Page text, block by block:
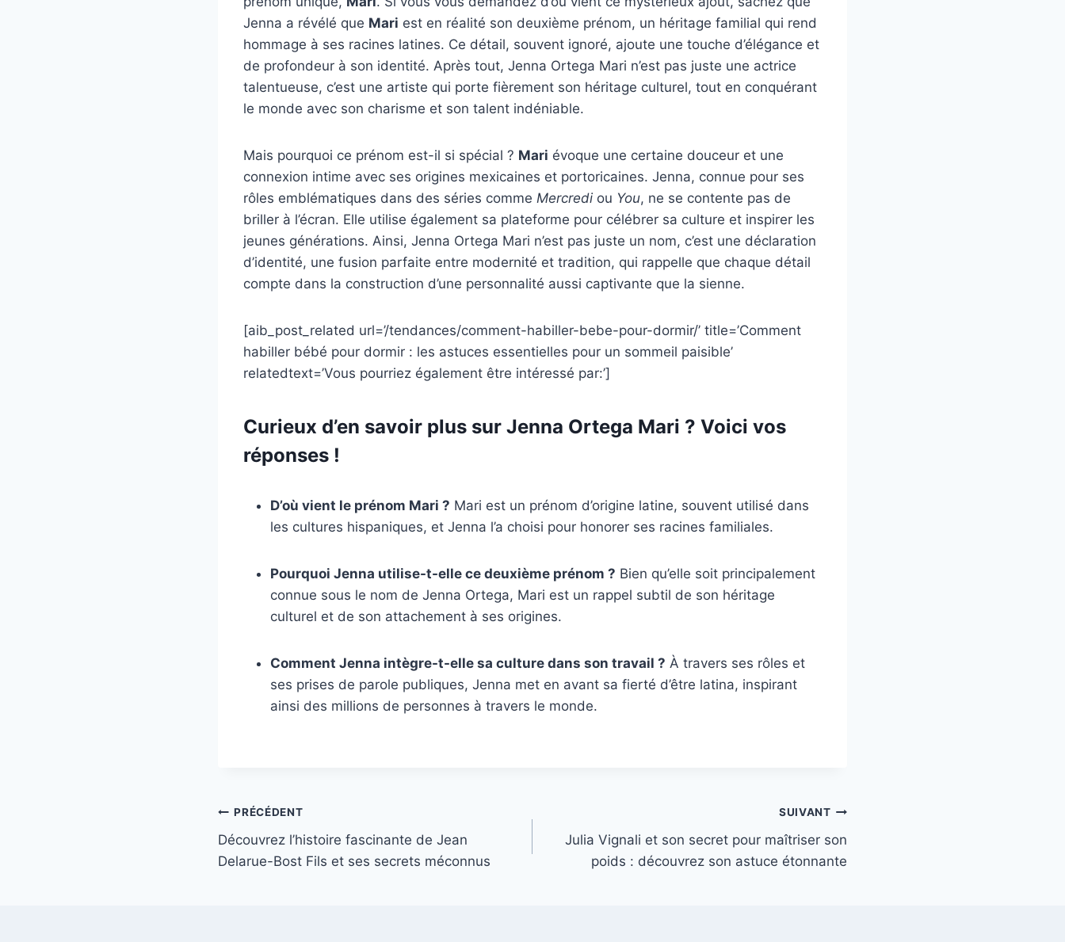
Jenna a révélé que Mari est en réalité son deuxième prénom, un héritage familial qui rend
hommage à ses racines latines. Ce détail, souvent ignoré, ajoute une touche d’élégance et
de profondeur à son identité. Après tout, Jenna Ortega Mari n’est pas juste une actrice
talentueuse, c’est une artiste qui porte fièrement son héritage culturel, tout en conquérant
le monde avec son charisme et son talent indéniable.
Mais pourquoi ce prénom est-il si spécial ? Mari évoque une certaine douceur et une
connexion intime avec ses origines mexicaines et portoricaines. Jenna, connue pour ses
rôles emblématiques dans des séries comme Mercredi ou You, ne se contente pas de
briller à l’écran. Elle utilise également sa plateforme pour célébrer sa culture et inspirer les
jeunes générations. Ainsi, Jenna Ortega Mari n’est pas juste un nom, c’est une déclaration
d’identité, une fusion parfaite entre modernité et tradition, qui rappelle que chaque détail
compte dans la construction d’une personnalité aussi captivante que la sienne.
[aib_post_related url=’/tendances/comment-habiller-bebe-pour-dormir/’ title=’Comment
habiller bébé pour dormir : les astuces essentielles pour un sommeil paisible’
relatedtext=’Vous pourriez également être intéressé par:’]
Curieux d’en savoir plus sur Jenna Ortega Mari ? Voici vos
réponses !
D’où vient le prénom Mari ? Mari est un prénom d’origine latine, souvent utilisé dans
les cultures hispaniques, et Jenna l’a choisi pour honorer ses racines familiales.
Pourquoi Jenna utilise-t-elle ce deuxième prénom ? Bien qu’elle soit principalement
connue sous le nom de Jenna Ortega, Mari est un rappel subtil de son héritage
culturel et de son attachement à ses origines.
Comment Jenna intègre-t-elle sa culture dans son travail ? À travers ses rôles et
ses prises de parole publiques, Jenna met en avant sa fierté d’être latina, inspirant
ainsi des millions de personnes à travers le monde.
Navigation
de
PRÉCÉDENT
Découvrez l’histoire fascinante de Jean
Delarue-Bost Fils et ses secrets méconnus
SUIVANT
Julia Vignali et son secret pour maîtriser son
poids : découvrez son astuce étonnante